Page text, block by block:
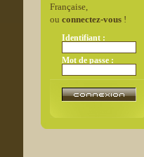
Française,
ou connectez-vous!
Identifiant :
Mot de passe :